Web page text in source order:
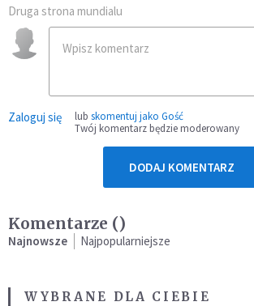
Druga strona mundialu
Zaloguj się lub skomentuj jako Gość
Twój komentarz będzie moderowany
DODAJ KOMENTARZ
Komentarze ()
Najnowsze Najpopularniejsze
WYBRANE DLA CIEBIE